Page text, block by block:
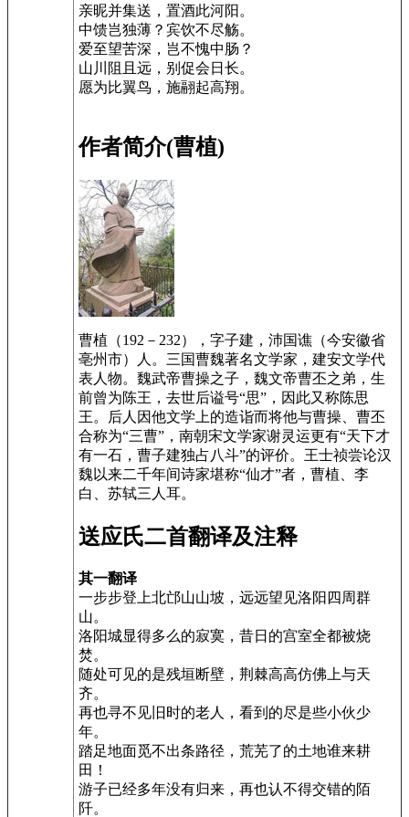
亲昵并集送，置酒此河阳。
中馈岂独薄？宾饮不尽觞。
爱至望苦深，岂不愧中肠？
山川阻且远，别促会日长。
愿为比翼鸟，施翮起高翔。
作者简介(曹植)
曹植（192－232），字子建，沛国谯（今安徽省
亳州市）人。三国曹魏著名文学家，建安文学代
表人物。魏武帝曹操之子，魏文帝曹丕之弟，生
前曾为陈王，去世后谥号“思”，因此又称陈思
王。后人因他文学上的造诣而将他与曹操、曹丕
合称为“三曹”，南朝宋文学家谢灵运更有“天下才
有一石，曹子建独占八斗”的评价。王士祯尝论汉
魏以来二千年间诗家堪称“仙才”者，曹植、李
白、苏轼三人耳。
送应氏二首翻译及注释
其一翻译
一步步登上北邙山山坡，远远望见洛阳四周群
山。
洛阳城显得多么的寂寞，昔日的宫室全都被烧
焚。
随处可见的是残垣断壁，荆棘高高仿佛上与天
齐。
再也寻不见旧时的老人，看到的尽是些小伙少
年。
踏足地面觅不出条路径，荒芜了的土地谁来耕
田！
游子已经多年没有归来，再也认不得交错的陌
阡。